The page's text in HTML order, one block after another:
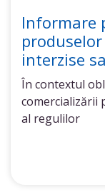
Informare
interzise
În contextul
comercializării
al regulilor